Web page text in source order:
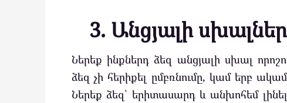
3. Անցյալի
Ներեք ինքներդ ձեզ անցյալի սխալ
ձեզ չի հերիքել ըմբռնումը, կամ երբ
Ներեք ձեզ՝ երիտասարդ և անխոհեմ